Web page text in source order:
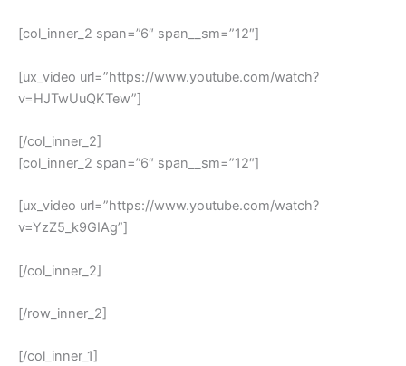
[col_inner_2 span=”6″ span__sm=”12″]
[ux_video url=”https://www.youtube.com/watch?
v=HJTwUuQKTew”]
[/col_inner_2]
[col_inner_2 span=”6″ span__sm=”12″]
[ux_video url=”https://www.youtube.com/watch?
v=YzZ5_k9GIAg”]
[/col_inner_2]
[/row_inner_2]
[/col_inner_1]